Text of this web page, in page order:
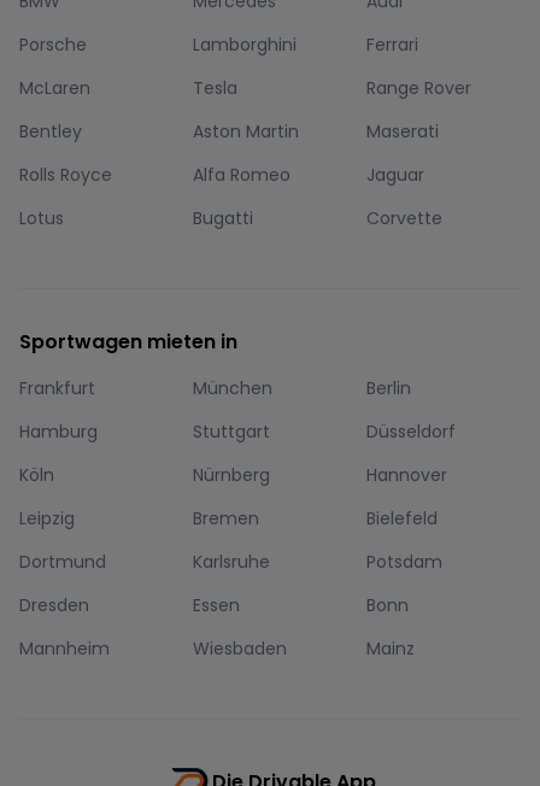
Porsche
Lamborghini
Ferrari
McLaren
Tesla
Range Rover
Bentley
Aston Martin
Maserati
Rolls Royce
Alfa Romeo
Jaguar
Lotus
Bugatti Corvette
Sportwagen mieten in
Frankfurt München
Berlin
Hamburg
Stuttgart
Düsseldorf
Köln
Nürnberg
Hannover
Leipzig
Bremen
Bielefeld
Dortmund
Karlsruhe
Potsdam
Dresden
Essen
Bonn
Mannheim
Wiesbaden Mainz